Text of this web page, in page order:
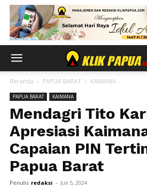
Beranda PAPUA BARAT KAIMANA
PAPUA BARAT KAIMANA
Mendagri Tito
Apresiasi
Capaian PIN
Papua Barat
Penulis redaksi - Juli 5, 2024